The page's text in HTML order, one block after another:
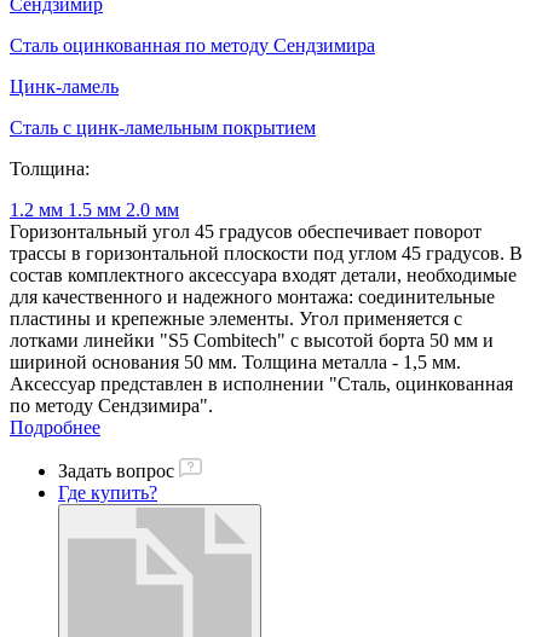
Сендзимир
Сталь оцинкованная по методу Сендзимира
Цинк-ламель
Сталь с цинк-ламельным покрытием
Толщина:
1.2 мм 1.5 мм 2.0 мм
Горизонтальный угол 45 градусов обеспечивает поворот
трассы в горизонтальной плоскости под углом 45 градусов. В
состав комплектного аксессуара входят детали, необходимые
для качественного и надежного монтажа: соединительные
пластины и крепежные элементы. Угол применяется с
лотками линейки "S5 Combitech" с высотой борта 50 мм и
шириной основания 50 мм. Толщина металла - 1,5 мм.
Аксессуар представлен в исполнении "Сталь, оцинкованная
по методу Сендзимира".
Подробнее
Задать вопрос
Где купить?